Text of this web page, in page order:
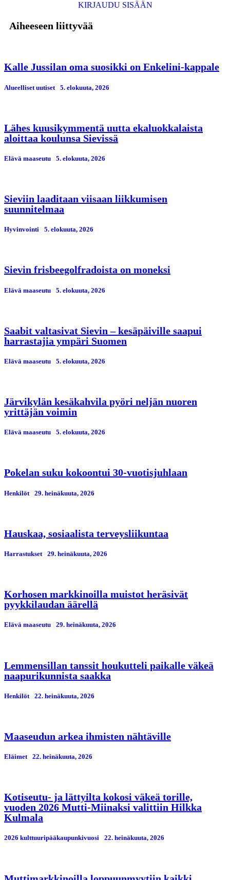
KIRJAUDU SISÄÄN
Aiheeseen liittyvää
Kalle Jussilan oma suosikki on Enkelini-kappale
Alueelliset uutiset 5. elokuuta, 2026
Lähes kuusikymmentä uutta ekaluokkalaista
aloittaa koulunsa Sievissä
Elävä maaseutu 5. elokuuta, 2026
Sieviin laaditaan viisaan liikkumisen
suunnitelmaa
Hyvinvointi 5. elokuuta, 2026
Sievin frisbeegolfradoista on moneksi
Elävä maaseutu 5. elokuuta, 2026
Saabit valtasivat Sievin – kesäpäiville saapui
harrastajia ympäri Suomen
Elävä maaseutu 5. elokuuta, 2026
Järvikylän kesäkahvila pyöri neljän nuoren
yrittäjän voimin
Elävä maaseutu 5. elokuuta, 2026
Pokelan suku kokoontui 30-vuotisjuhlaan
Henkilöt 29. heinäkuuta, 2026
Hauskaa, sosiaalista terveysliikuntaa
Harrastukset 29. heinäkuuta, 2026
Korhosen markkinoilla muistot heräsivät
pyykkilaudan äärellä
Elävä maaseutu 29. heinäkuuta, 2026
Lemmensillan tanssit houkutteli paikalle väkeä
naapurikunnista saakka
Henkilöt 22. heinäkuuta, 2026
Maaseudun arkea ihmisten nähtäville
Eläimet 22. heinäkuuta, 2026
Kotiseutu- ja lättyilta kokosi väkeä torille,
vuoden 2026 Mutti-Miinaksi valittiin Hilkka
Kulmala
2026 kulttuuripääkaupunkivuosi 22. heinäkuuta, 2026